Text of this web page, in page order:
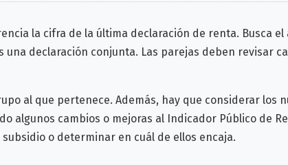
la cifra de la última declaración de renta. Busca el
declaración conjunta. Las parejas deben revisar
al que pertenece. Además, hay que considerar los
algunos cambios o mejoras al Indicador Público de
o determinar en cuál de ellos encaja.